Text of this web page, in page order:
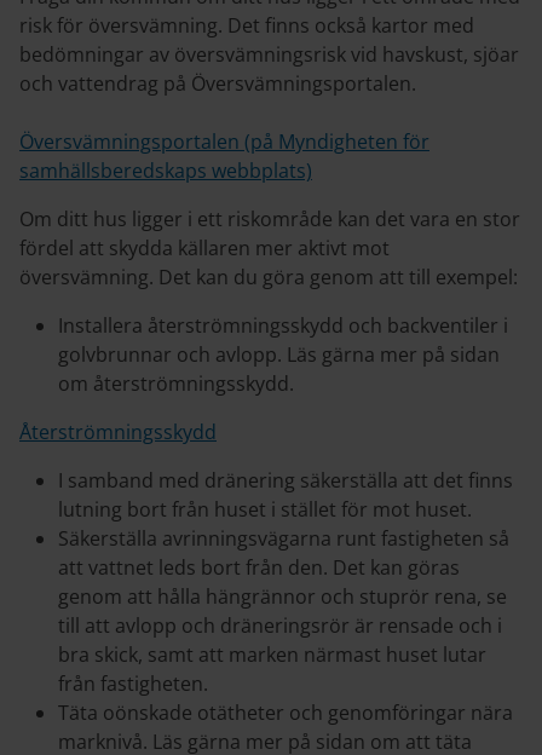
risk för översvämning. Det finns också kartor med
bedömningar av översvämningsrisk vid havskust, sjöar
och vattendrag på Översvämningsportalen.
Översvämningsportalen (på Myndigheten för
samhällsberedskaps webbplats)
Om ditt hus ligger i ett riskområde kan det vara en stor
fördel att skydda källaren mer aktivt mot
översvämning. Det kan du göra genom att till exempel:
Installera återströmningsskydd och backventiler i
golvbrunnar och avlopp. Läs gärna mer på sidan
om återströmningsskydd.
Återströmningsskydd
I samband med dränering säkerställa att det finns
lutning bort från huset i stället för mot huset.
Säkerställa avrinningsvägarna runt fastigheten så
att vattnet leds bort från den. Det kan göras
genom att hålla hängrännor och stuprör rena, se
till att avlopp och dräneringsrör är rensade och i
bra skick, samt att marken närmast huset lutar
från fastigheten.
Täta oönskade otätheter och genomföringar nära
marknivå. Läs gärna mer på sidan om att täta